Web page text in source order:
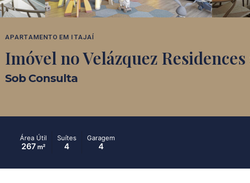
APARTAMENTO EM ITAJAÍ
Imóvel no Velázquez Residences
Sob Consulta
Área Útil
267 m²
Suítes
4
Garagem
4